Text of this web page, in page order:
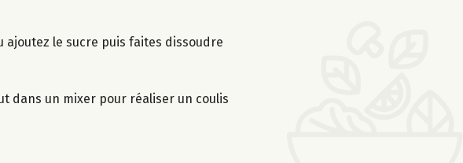
ajoutez le sucre puis faites dissoudre
dans un mixer pour réaliser un coulis